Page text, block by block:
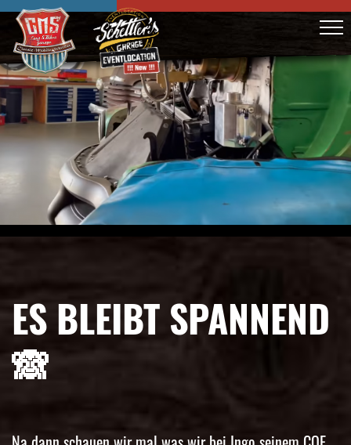
ES BLEIBT SPANNEND
🙈